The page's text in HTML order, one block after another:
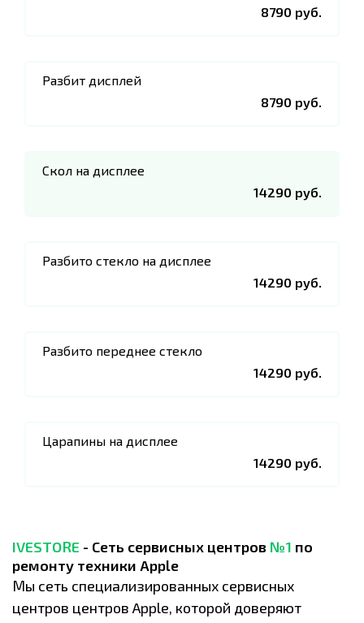
8790 руб.
Разбит дисплей
8790 руб.
Скол на дисплее
14290 руб.
Разбито стекло на дисплее
14290 руб.
Разбито переднее стекло
14290 руб.
Царапины на дисплее
14290 руб.
IVESTORE - Сеть сервисных центров №1 по
ремонту техники Apple
Мы сеть специализированных сервисных
центров центров Apple, которой доверяют